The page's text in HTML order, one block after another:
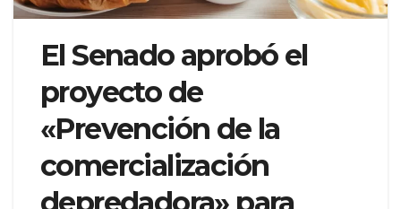
El Senado aprobó el
proyecto de
«Prevención de la
comercialización